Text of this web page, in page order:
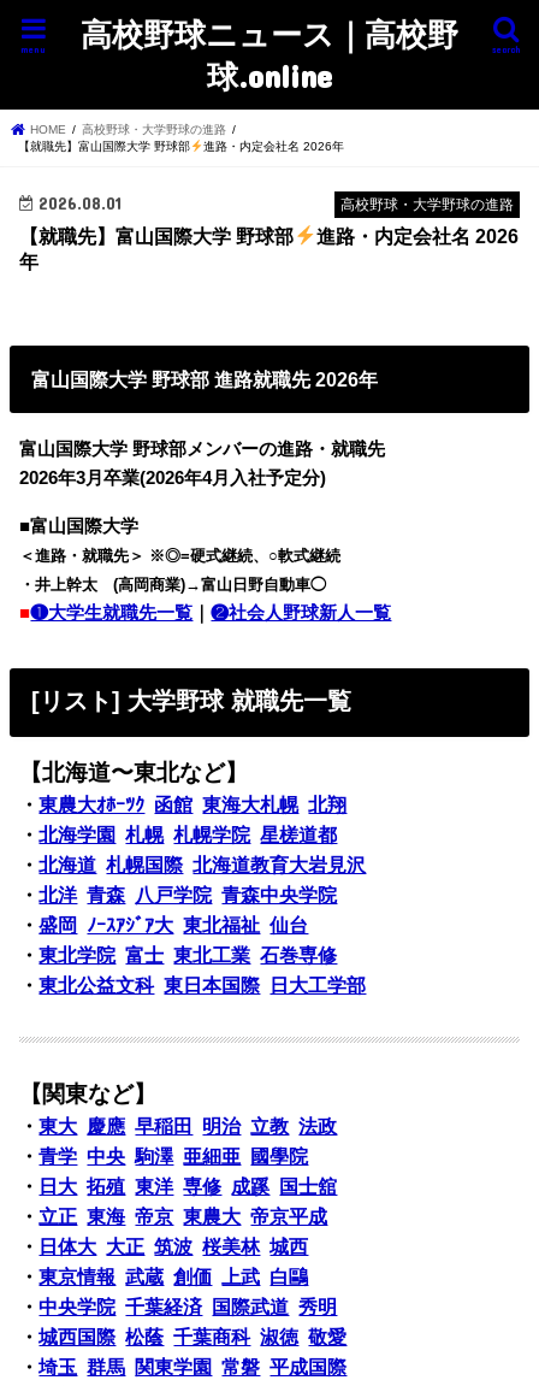
高校野球ニュース｜高校野
球.online
search
menu
HOME
高校野球・大学野球の進路
【就職先】富山国際大学 野球部
進路・内定会社名 2026年
高校野球・大学野球の進路
2026.08.01
【就職先】富山国際大学 野球部
進路・内定会社名 2026
年
富山国際大学 野球部 進路就職先 2026年
富山国際大学 野球部メンバーの進路・就職先
2026年3月卒業(2026年4月入社予定分)
■富山国際大学
＜進路・就職先＞ ※◎=硬式継続、○軟式継続
・井上幹太 (高岡商業)→富山日野自動車◯
■❶大学生就職先一覧 ｜❷社会人野球新人一覧
[リスト] 大学野球 就職先一覧
【北海道〜東北など】
・東農大ｵﾎｰﾂｸ 函館 東海大札幌 北翔
・北海学園 札幌 札幌学院 星槎道都
・北海道 札幌国際 北海道教育大岩見沢
・北洋 青森 八戸学院 青森中央学院
・盛岡 ﾉｰｽｱｼﾞｱ大 東北福祉 仙台
・東北学院 富士 東北工業 石巻専修
・東北公益文科 東日本国際 日大工学部
【関東など】
・東大 慶應 早稲田 明治 立教 法政
・青学 中央 駒澤 亜細亜
國學院
・ 日大 拓殖 東洋 専修 成蹊
国士舘
・立正 東海 帝京 東農大 帝京平成
・ 日体大 大正 筑波 桜美林 城西
・東京情報 武蔵 創価 上武 白鷗
・中央学院 千葉経済 国際武道 秀明
・城西国際 松蔭 千葉商科 淑徳 敬愛
・埼玉 群馬 関東学園 常磐 平成国際